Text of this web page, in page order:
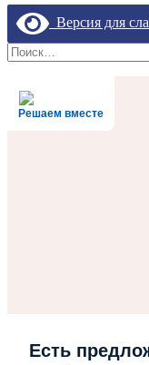
Версия для
Найти:
Решаем вместе
Есть